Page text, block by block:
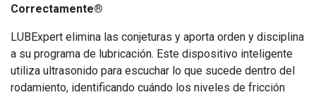
Correctamente®
LUBExpert elimina las conjeturas y aporta orden y disciplina
a su programa de lubricación. Este dispositivo inteligente
utiliza ultrasonido para escuchar lo que sucede dentro del
rodamiento, identificando cuándo los niveles de fricción